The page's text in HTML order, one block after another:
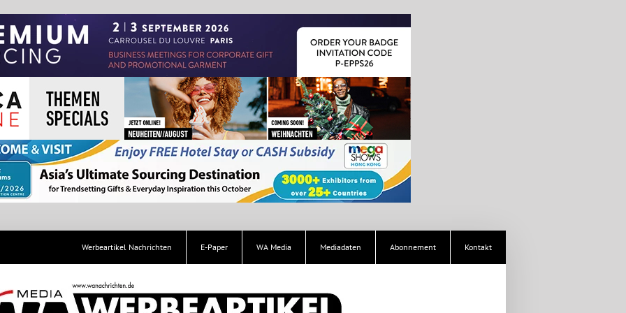
Werbeartikel Nachrichten E-Paper WA Media Mediadaten Abonnement Kontakt